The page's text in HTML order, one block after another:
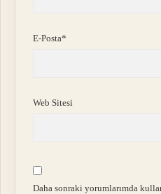
E-Posta*
Web Sitesi
Daha sonraki yorumlarımda